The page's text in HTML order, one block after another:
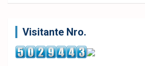
Visitante Nro.